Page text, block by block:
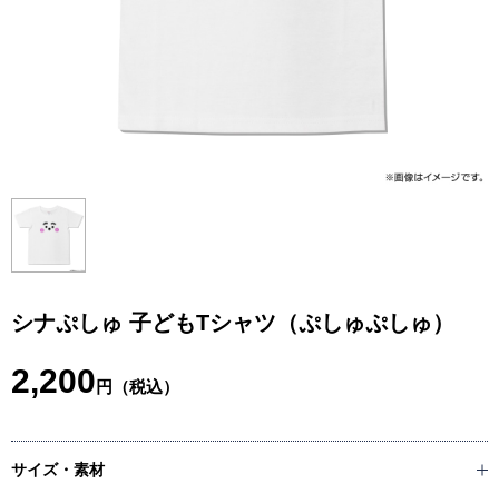
シナぷしゅ 子どもTシャツ（ぷしゅぷしゅ）
2,200 円（税込）
サイズ・素材